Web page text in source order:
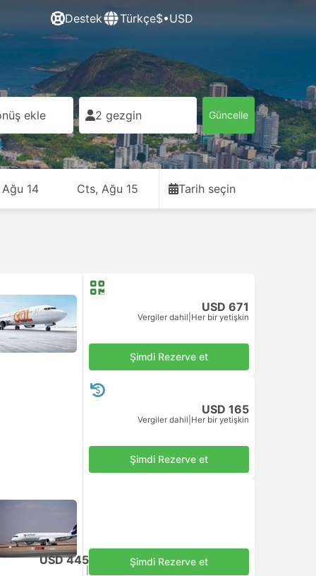
Destek Türkçe$•USD
ekle 2 gezgin Güncelle
14 Cts, Ağu 15 Tarih seçin
USD 671
Vergiler dahil Her bir yetişkin
Şimdi Rezerve et
USD 165
Vergiler dahil Her bir yetişkin
Şimdi Rezerve et
USD 445
Vergiler dahil
Her bir yetişkin
Şimdi Rezerve et